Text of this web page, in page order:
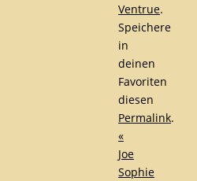
Ventrue.
Speichere
in
deinen
Favoriten
diesen
Permalink.
«
Joe
Sophie